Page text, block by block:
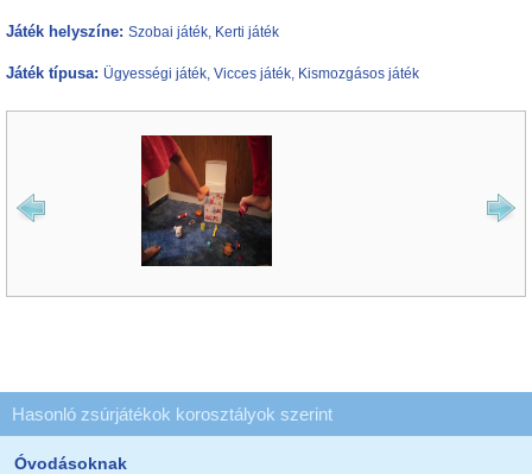
Játék helyszíne: Szobai játék, Kerti játék
Játék típusa: Ügyességi játék, Vicces játék, Kismozgásos játék
Hasonló zsúrjátékok korosztályok szerint
Óvodásoknak